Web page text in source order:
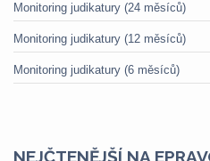
Monitoring judikatury (24 měsíců)
Monitoring judikatury (12 měsíců)
Monitoring judikatury (6 měsíců)
NEJČTENĚJŠÍ NA